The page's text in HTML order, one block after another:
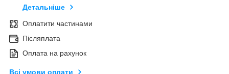
Детальніше
Оплатити частинами
Післяплата
Оплата на рахунок
Всі умови оплати